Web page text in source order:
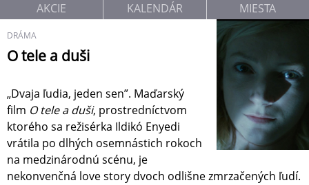
DRÁMA
O tele a duši
„Dvaja ľudia, jeden sen”. Maďarský
film O tele a duši, prostredníctvom
ktorého sa režisérka Ildikó Enyedi
vrátila po dlhých osemnástich rokoch
na medzinárodnú scénu, je
nekonvenčná love story dvoch odlišne zmrzačených ľudí.
AKCIE KALENDÁR MIESTA